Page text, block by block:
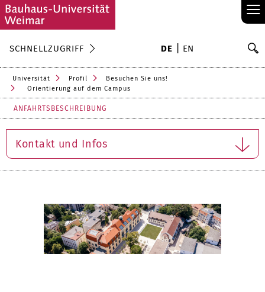
≡
SCHNELLZUGRIFF DE EN
Universität Profil
Besuchen Sie uns!
Orientierung auf dem Campus
ANFAHRTSBESCHREIBUNG
Kontakt und Infos